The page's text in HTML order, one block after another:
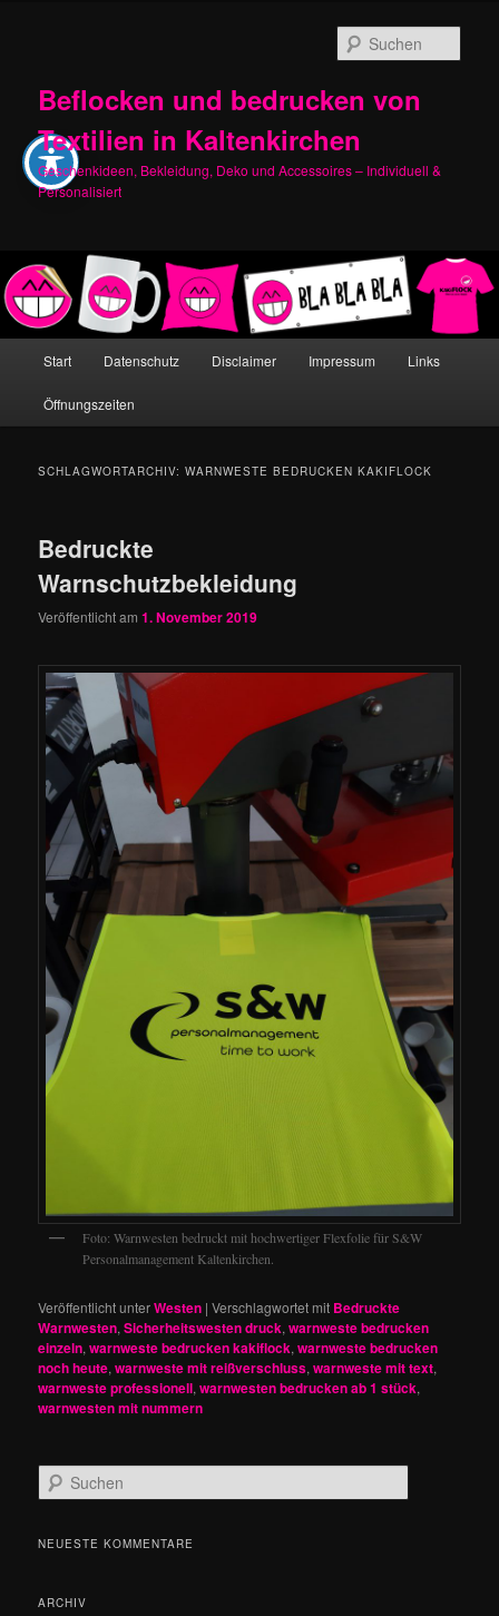
Beflocken und bedrucken von
Textilien in Kaltenkirchen
Geschenkideen, Bekleidung, Deko und Accessoires – Individuell &
Personalisiert
Start Datenschutz Disclaimer Impressum Links
Öffnungszeiten
SCHLAGWORTARCHIV:WARNWESTE BEDRUCKEN KAKIFLOCK
Bedruckte
Warnschutzbekleidung
Veröffentlicht am1. November 2019
Foto: Warnwesten bedruckt mit hochwertiger Flexfolie für S&W
Personalmanagement Kaltenkirchen.
Veröffentlicht unterWesten |Verschlagwortet mit Bedruckte
Warnwesten,Sicherheitswesten druck,warnweste bedrucken
einzeln,warnweste bedrucken kakiflock,warnweste bedrucken
noch heute,warnweste mit reißverschluss,warnweste mit text,
warnweste professionell,warnwesten bedrucken ab 1 stück,
warnwesten mit nummern
u
h
NEUESTE KOMMENTARE
ARCHIV